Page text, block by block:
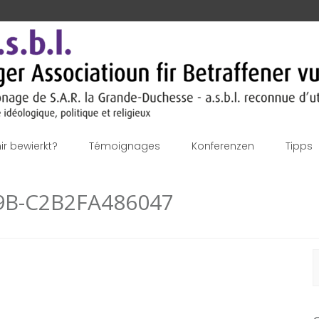
bewierkt? Témoignages Konferenzen Tipps
C2B2FA486047